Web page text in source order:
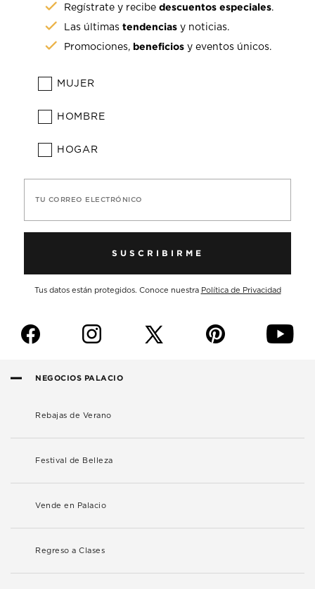
Regístrate y recibedescuentos especiales.
Las últimastendencias y noticias.
Promociones, beneficios y eventos únicos.
MUJER
HOMBRE
HOGAR
TU CORREO ELECTRÓNICO
SUSCRIBIRME
Tus datos están protegidos. Conoce nuestra Política de Privacidad
f i p y
NEGOCIOS PALACIO
Rebajas de Verano
Festival de Belleza
Vende en Palacio
Regreso a Clases